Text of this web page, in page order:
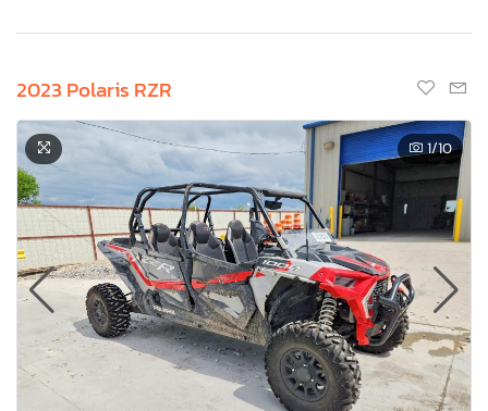
2023 Polaris RZR
1/10